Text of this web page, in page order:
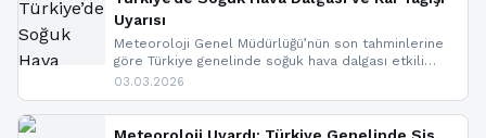
yaşanabileceği belirtiliyor.
Uyarısı
Meteoroloji Genel Müdürlüğü’nün son tahminlerine
göre Türkiye genelinde soğuk hava dalgası etkili
oluyor. Birçok il için kar yağışı ve buzlanma uyarısı
03.03.2026